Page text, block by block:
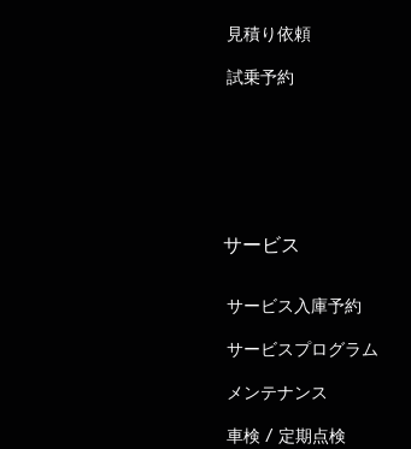
見積り依頼
試乗予約
サービス
サービス入庫予約
サービスプログラム
メンテナンス
車検 / 定期点検